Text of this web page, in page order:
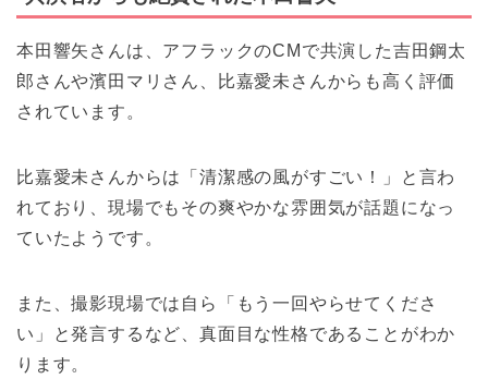
本田響矢さんは、アフラックのCMで共演した吉田鋼太
郎さんや濱田マリさん、比嘉愛未さんからも高く評価
されています。
比嘉愛未さんからは「清潔感の風がすごい！」と言わ
れており、現場でもその爽やかな雰囲気が話題になっ
ていたようです。
また、撮影現場では自ら「もう一回やらせてくださ
い」と発言するなど、真面目な性格であることがわか
ります。